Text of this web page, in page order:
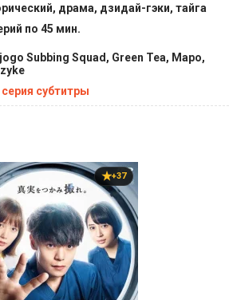
драма, дзидай-гэки, тайга
по 45 мин.
Subbing Squad, Green Tea, Маро,
субтитры
+37